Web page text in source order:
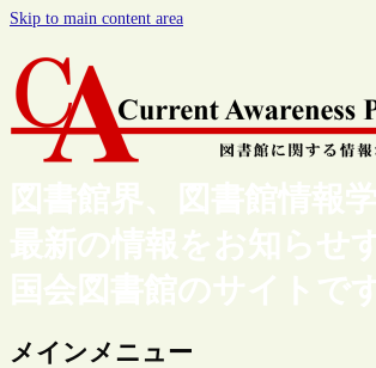
Skip to main content area
図書館界、図書館情報
最新の情報をお知らせ
国会図書館のサイトです
メインメニュー